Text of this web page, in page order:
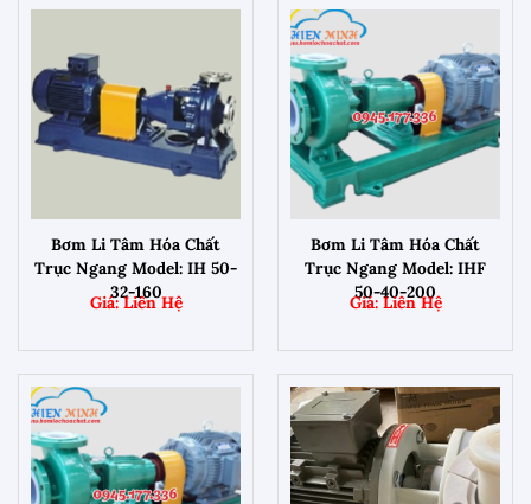
Bơm Li Tâm Hóa Chất
Trục Ngang Model: IH 50-
32-160
Bơm Li Tâm Hóa Chất
Trục Ngang Model: IHF
50-40-200